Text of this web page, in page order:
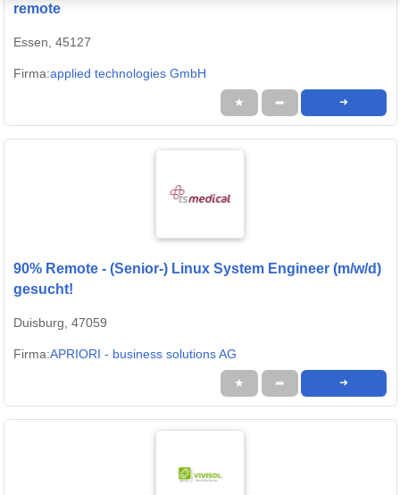
remote
Essen, 45127
Firma:applied technologies GmbH
★ ➦ ➜
90% Remote - (Senior-) Linux System Engineer (m/w/d)
gesucht!
Duisburg, 47059
Firma:APRIORI - business solutions AG
★ ➦ ➜